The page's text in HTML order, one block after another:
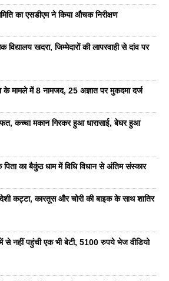
का एसडीएम ने किया औचक निरीक्षण
खदरा, जिम्मेदारों की लापरवाही से दांव पर
मामले में 8 नामजद, 25 अज्ञात पर मुकदमा दर्ज
कच्चा मकान गिरकर हुआ धारासाई, बेघर हुआ
का बैकुंठ धाम में विधि विधान से अंतिम संस्कार
कट्टा, कारतूस और चोरी की बाइक के साथ शातिर
में से नहीं पहुंची एक भी बेटी, 5100 रुपये भेज वीडियो